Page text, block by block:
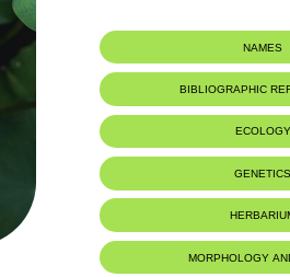
NAMES
Common name: Umbrella pine
Arabic name: صنوبر جَوِّي
BIBLIOGRAPHIC
ECOLOGY
Sols non
MORPHOLOGY